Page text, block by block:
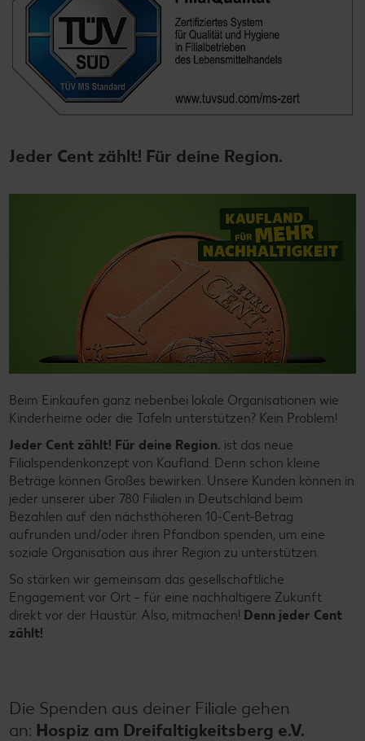
Jeder Cent zählt! Für deine Region.
Beim Einkaufen ganz nebenbei lokale Organisationen wie
Kinderheime oder die Tafeln unterstützen? Kein Problem!
Jeder Cent zählt! Für deine Region. ist das neue
Filialspendenkonzept von Kaufland. Denn schon kleine
Beträge können Großes bewirken. Unsere Kunden können in
jeder unserer über 780 Filialen in Deutschland beim
Bezahlen auf den nächsthöheren 10-Cent-Betrag
aufrunden und/oder ihren Pfandbon spenden, um eine
soziale Organisation aus ihrer Region zu unterstützen.
So stärken wir gemeinsam das gesellschaftliche
Engagement vor Ort – für eine nachhaltigere Zukunft
direkt vor der Haustür. Also, mitmachen! Denn jeder Cent
zählt!
Die Spenden aus deiner Filiale gehen
an: Hospiz am Dreifaltigkeitsberg e.V.